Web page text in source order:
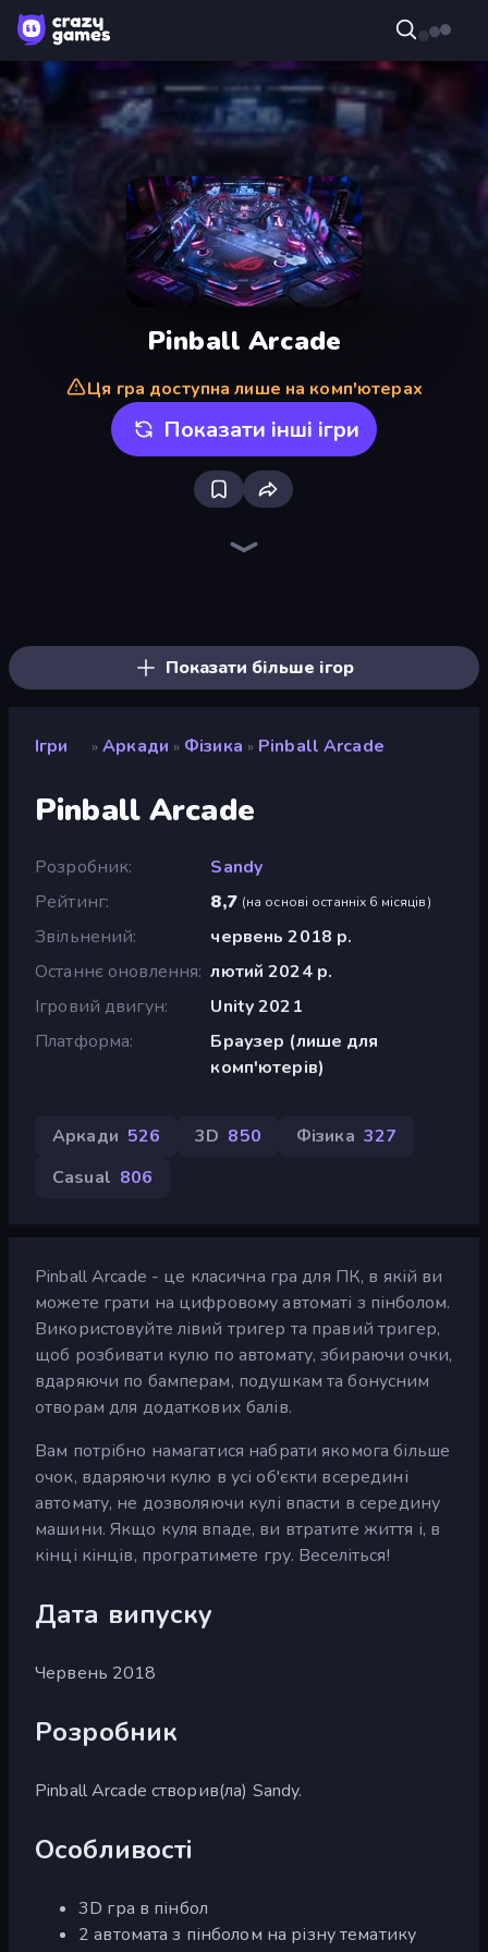
Pinball Arcade
Ця гра доступна лише на комп'ютерах
Показати інші ігри
Показати більше ігор
Ігри » Аркади » Фізика » Pinball Arcade
Pinball Arcade
Розробник
Sandy
Рейтинг
8,7 (на основі останніх 6 місяців)
Звільнений
червень 2018 р.
Останнє оновлення лютий 2024 р.
Ігровий двигун
Unity 2021
Платформа
Браузер (лише для
комп'ютерів)
Аркади 526 3D 850 Фізика 327
Casual 806
Pinball Arcade - це класична гра для ПК, в якій ви
можете грати на цифровому автоматі з пінболом.
Використовуйте лівий тригер та правий тригер,
щоб розбивати кулю по автомату, збираючи очки,
вдаряючи по бамперам, подушкам та бонусним
отворам для додаткових балів.
Вам потрібно намагатися набрати якомога більше
очок, вдаряючи кулю в усі об'єкти всередині
автомату, не дозволяючи кулі впасти в середину
машини. Якщо куля впаде, ви втратите життя і, в
кінці кінців, програтимете гру. Веселіться!
Дата випуску
Червень 2018
Розробник
Pinball Arcade створив(ла) Sandy.
Особливості
3D гра в пінбол
2 автомата з пінболом на різну тематику